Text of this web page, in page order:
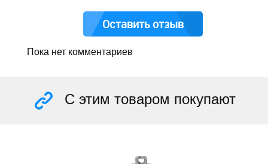
Оставить отзыв
Пока нет комментариев
С этим товаром покупают